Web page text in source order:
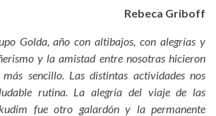
Rebeca Griboff
Golda, año con altibajos, con alegrías y
y la amistad entre nosotras hicieron
sencillo. Las distintas actividades nos
rutina. La alegría del viaje de las
fue otro galardón y la permanente